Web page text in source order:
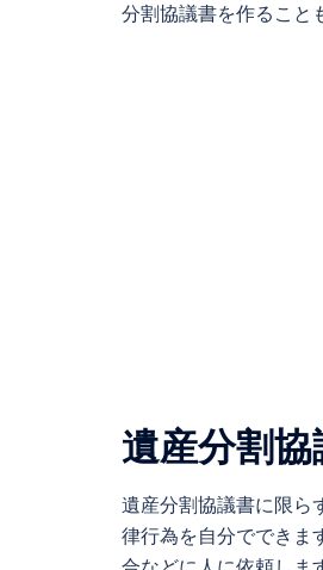
分割協議書を作ること
遺産分割協
遺産分割協議書に限ら
律行為を自分でできま